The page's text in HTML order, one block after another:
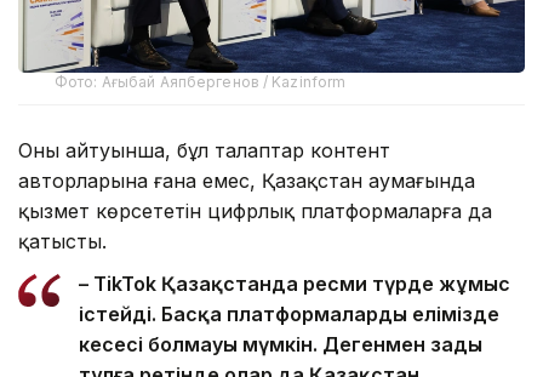
Фото: Ағыбай Аяпбергенов / Kazinform
Оның айтуынша, бұл талаптар контент
авторларына ғана емес, Қазақстан аумағында
қызмет көрсететін цифрлық платформаларға да
қатысты.
– TikTok Қазақстанда ресми түрде жұмыс
істейді. Басқа платформалардың елімізде
кеңсесі болмауы мүмкін. Дегенмен заңды